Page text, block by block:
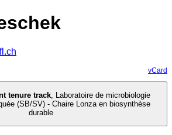
vCard
tenure track, Laboratoire de microbiologie
(SB/SV) - Chaire Lonza en biosynthèse
durable